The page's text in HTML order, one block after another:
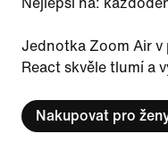
Nejlepší na:
Jednotka Zoom Air v
React skvěle tlumí a
Nakupovat pro